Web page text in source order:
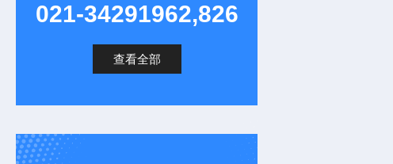
021-34291962,826
查看全部